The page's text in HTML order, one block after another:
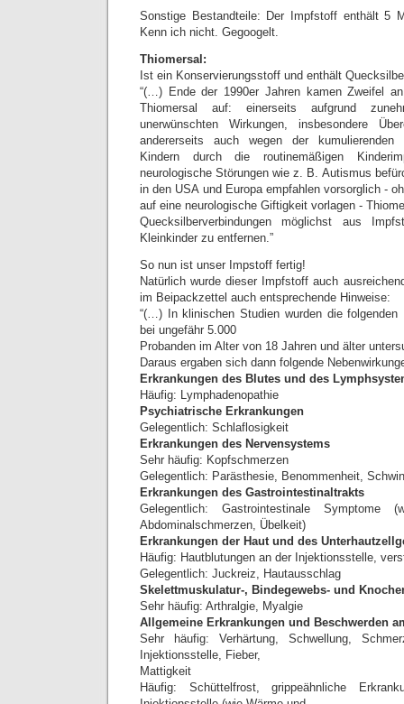
Sonstige Bestandteile: Der Impfstoff enthält 5
Kenn ich nicht. Gegoogelt.
Thiomersal:
Ist ein Konservierungsstoff und enthält
“(…) Ende der 1990er Jahren kamen Zweifel
Thiomersal auf: einerseits aufgrund
unerwünschten Wirkungen, insbesondere
andererseits auch wegen der kumulierenden
Kindern durch die routinemäßigen
neurologische Störungen wie z. B. Autismus
in den USA und Europa empfahlen vorsorglich -
auf eine neurologische Giftigkeit vorlagen -
Quecksilberverbindungen möglichst aus
Kleinkinder zu entfernen.”
So nun ist unser Impstoff fertig!
Natürlich wurde dieser Impfstoff auch
im Beipackzettel auch entsprechende Hinweise:
“(…) In klinischen Studien wurden die folgenden
bei ungefähr 5.000
Probanden im Alter von 18 Jahren und älter
Daraus ergaben sich dann folgende
Erkrankungen des Blutes und des
Häufig: Lymphadenopathie
Psychiatrische Erkrankungen
Gelegentlich: Schlaflosigkeit
Erkrankungen des Nervensystems
Sehr häufig: Kopfschmerzen
Gelegentlich: Parästhesie, Benommenheit,
Erkrankungen des Gastrointestinaltrakts
Gelegentlich: Gastrointestinale Symptome
Abdominalschmerzen, Übelkeit)
Erkrankungen der Haut und des
Häufig: Hautblutungen an der Injektionsstelle,
Gelegentlich: Juckreiz, Hautausschlag
Skelettmuskulatur-, Bindegewebs- und
Sehr häufig: Arthralgie, Myalgie
Allgemeine Erkrankungen und Beschwerden
Sehr häufig: Verhärtung, Schwellung,
Injektionsstelle, Fieber,
Mattigkeit
Häufig: Schüttelfrost, grippeähnliche